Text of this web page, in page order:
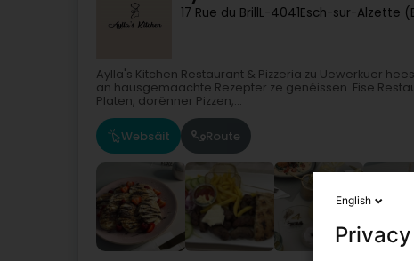
17 Rue du BrillL-4041Esch-sur-Alzette
Aylla's Kitchen Restaurant & Pizzeria zu Uewerkuer
an hausgemaachte Rezepter ze genéissen. Eise
Platen, dorënner Pizzen,...
Websäit Route
English